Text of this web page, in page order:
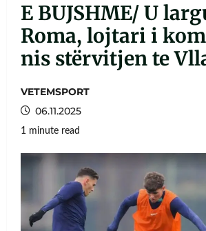
E BUJSHME/ U
Roma, lojtari i
nis stërvitjen te
VETEMSPORT
06.11.2025
1 minute read